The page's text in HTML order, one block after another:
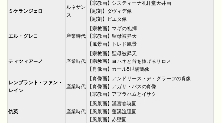
ミケランジェロ
ルネサン
ス
【宗教画】システィーナ礼拝堂天井画
【彫刻】ダヴィデ像
【彫刻】ピエタ像
エル・グレコ 産業時代
【宗教画】マギの礼拝
【宗教画】聖母被昇天
【風景画】トレド風景
ティツィアーノ 産業時代
【宗教画】聖母被昇天
【宗教画】ヨハネと首を捧げるサロメ
【肖像画】カール5世騎馬像
レンブラント・ファン・
レイン
産業時代
【肖像画】アンドリース・デ・グラーフの肖像
【肖像画】アガサ・バスの肖像
【宗教画】アブラハムとイサク
仇英 産業時代
【風景画】漢宮春暁図
【風景画】蓮溪漁隱図
【風景画】赤壁図